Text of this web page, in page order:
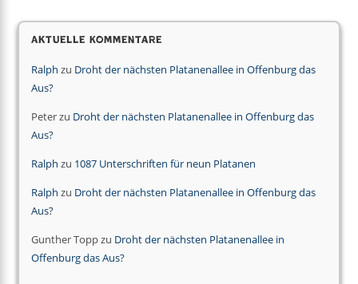
Aktuelle Kommentare
Ralph zu Droht der nächsten Platanenallee in Offenburg das
Aus?
Peterzu Droht der nächsten Platanenallee in Offenburg das
Aus?
Ralph zu 1087 Unterschriften für neun Platanen
Ralph zu Droht der nächsten Platanenallee in Offenburg das
Aus?
Gunther Toppzu Droht der nächsten Platanenallee in
Offenburg das Aus?